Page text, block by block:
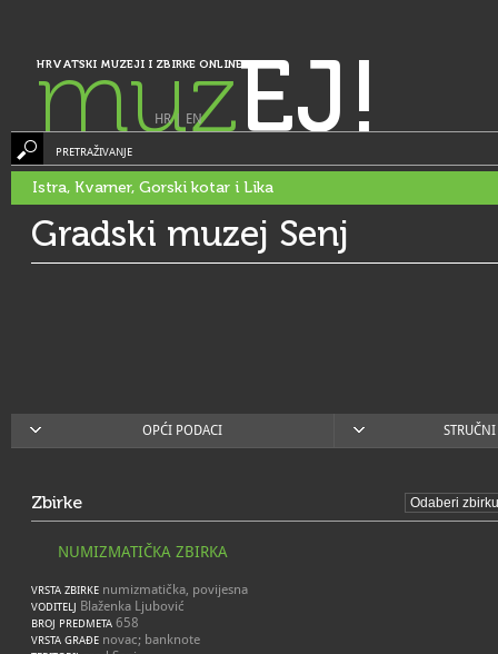
HRVATSKI MUZEJI I ZBIRKE ONLINE
muzEJ!
HR| EN
PRETRAŽIVANJE
Istra, Kvarner, Gorski kotar i Lika
Gradski muzej Senj
OPĆI PODACI
Zbirke
NUMIZMATIČKA ZBIRKA
VRSTA ZBIRKE numizmatička, povijesna
VODITELJ Blaženka Ljubović
BROJ PREDMETA 658
VRSTA GRAĐE novac; banknote